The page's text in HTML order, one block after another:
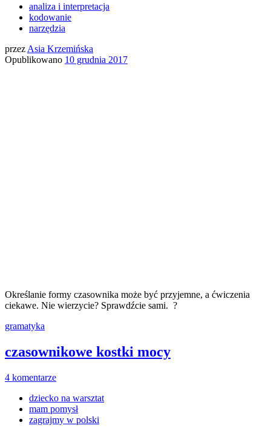
analiza i interpretacja
kodowanie
narzędzia
przez Asia Krzemińska
Opublikowano 10 grudnia 2017
Określanie formy czasownika może być przyjemne, a ćwiczenia
ciekawe. Nie wierzycie? Sprawdźcie sami. ?
gramatyka
czasownikowe kostki mocy
4 komentarze
dziecko na warsztat
mam pomysł
zagrajmy w polski